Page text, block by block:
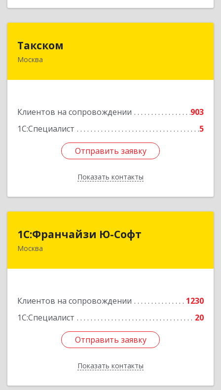
Такском
Москва
Клиентов на сопровождении
903
1С:Специалист
5
Отправить заявку
Показать контакты
119034, Москва г, Барыковский пер, дом №
Отправить заявку
Назад
1С:Франчайзи Ю-Софт
Москва
Клиентов на сопровождении
1230
1С:Специалист
20
Отправить заявку
Показать контакты
1С:Франчайзи Ю-Софт
117149, Москва г, вн.тер.г. муниципальный
Отправить заявку
Назад